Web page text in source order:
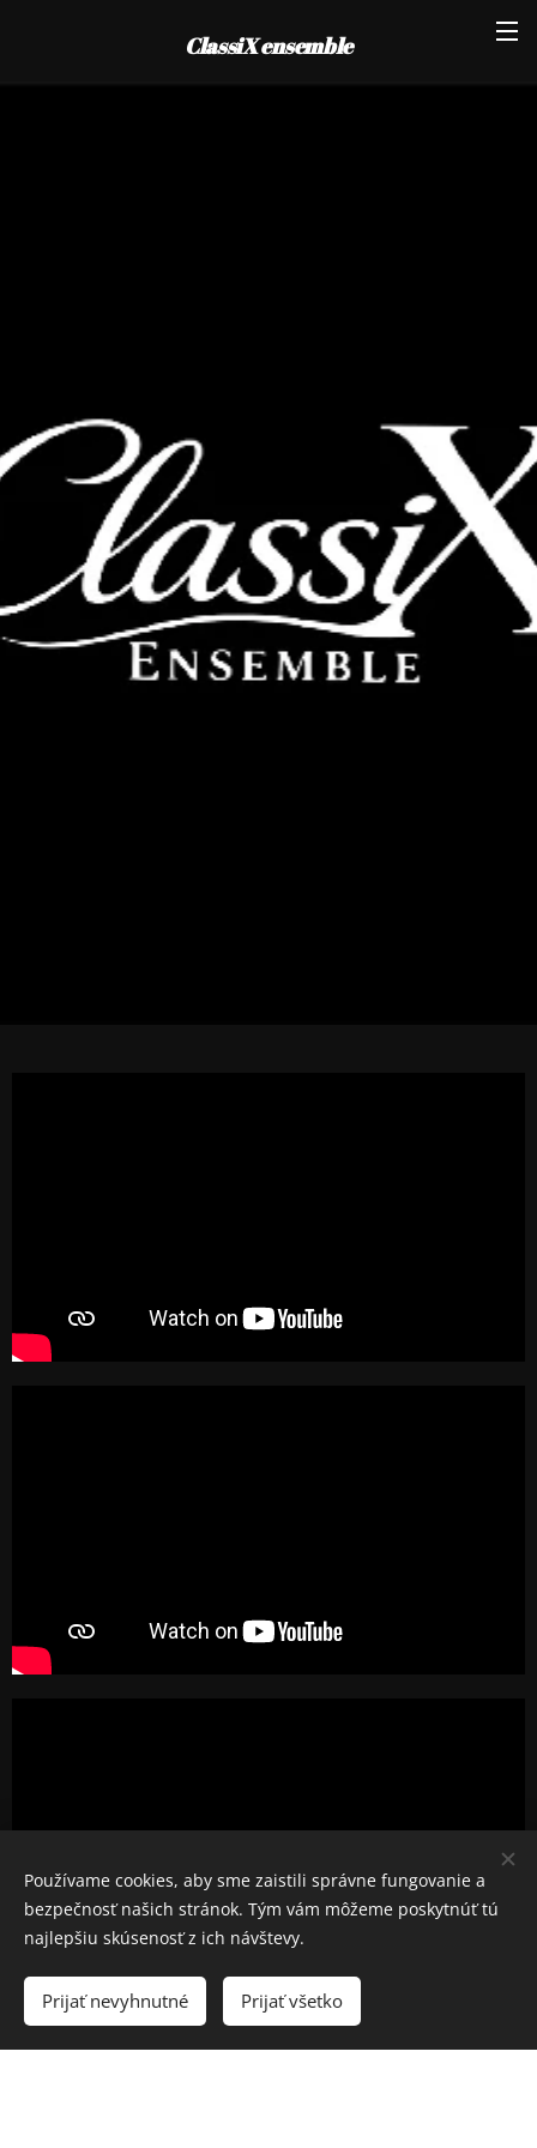
ClassiX ensemble
Používame cookies, aby sme zaistili správne fungovanie a
bezpečnosť našich stránok. Tým vám môžeme poskytnúť tú
najlepšiu skúsenosť z ich návštevy.
Prijať nevyhnutné Prijať všetko